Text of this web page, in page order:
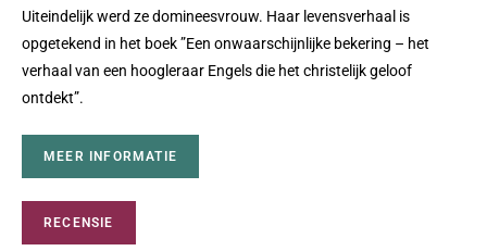
Uiteindelijk werd ze domineesvrouw. Haar levensverhaal is
opgetekend in het boek ”Een onwaarschijnlijke bekering – het
verhaal van een hoogleraar Engels die het christelijk geloof
ontdekt”.
MEER INFORMATIE
RECENSIE